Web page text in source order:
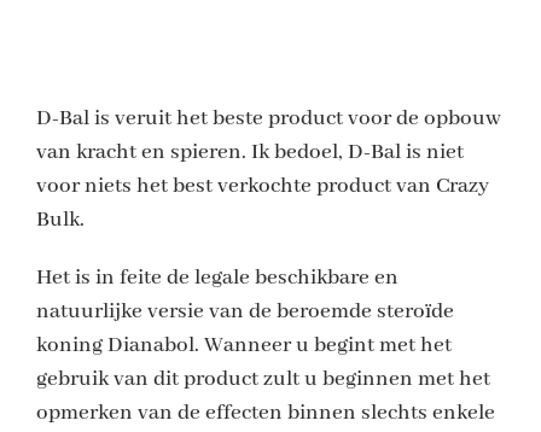
D-Bal is veruit het beste product voor de opbouw
van kracht en spieren. Ik bedoel, D-Bal is niet
voor niets het best verkochte product van Crazy
Bulk.
Het is in feite de legale beschikbare en
natuurlijke versie van de beroemde steroïde
koning Dianabol. Wanneer u begint met het
gebruik van dit product zult u beginnen met het
opmerken van de effecten binnen slechts enkele